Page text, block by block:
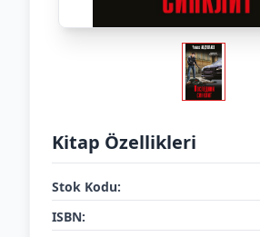
Kitap Özellikleri
Stok Kodu:
ISBN: